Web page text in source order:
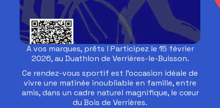
A vos marques, prêts ! Participez le 15 février
2026, au Duathlon de Verrières-le-Buisson.
Ce rendez-vous sportif est l'occasion idéale de
vivre une matinée inoubliable en famille, entre
amis, dans un cadre naturel magnifique, le cœur
du Bois de Verrières.